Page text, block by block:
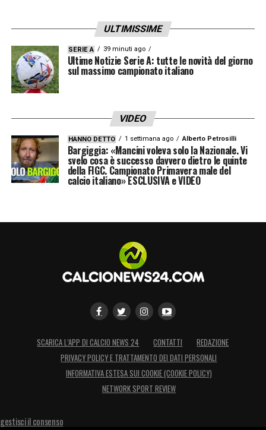
ULTIMISSIME
SERIE A 39 minuti ago
Ultime Notizie Serie A: tutte le novità del giorno
sul massimo campionato italiano
VIDEO
HANNO DETTO 1 settimana ago Alberto Petrosilli
Bargiggia: «Mancini voleva solo la Nazionale. Vi
svelo cosa è successo davvero dietro le quinte
della FIGC. Campionato Primavera male del
calcio italiano» ESCLUSIVA e VIDEO
SCARICA L’APP DI CALCIO NEWS 24 CONTATTI
REDAZIONE
PRIVACY POLICY E TRATTAMENTO DEI DATI PERSONALI
INFORMATIVA ESTESA SUI COOKIE (COOKIE POLICY)
NETWORK SPORT REVIEW
gestisci il consenso